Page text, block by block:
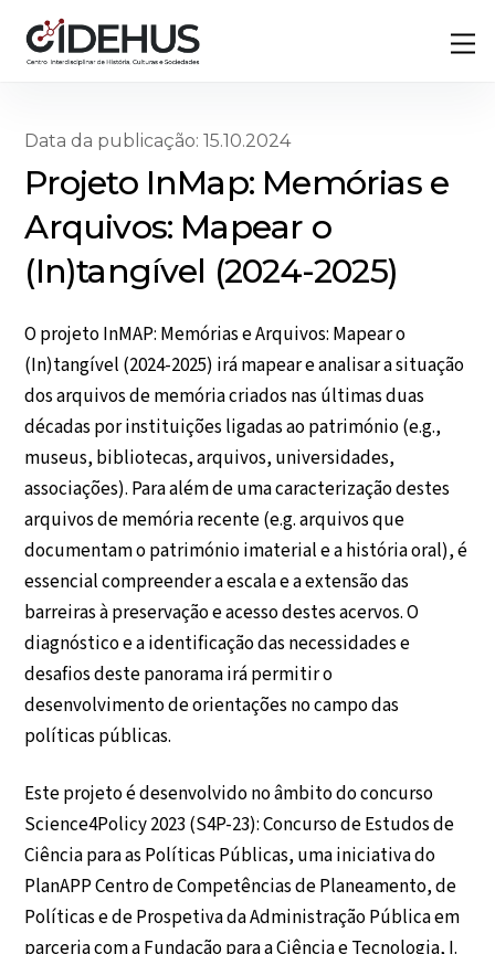
content
Data da publicação: 15.10.2024
Projeto InMap: Memórias e
Arquivos: Mapear o
(In)tangível (2024-2025)
O projeto InMAP: Memórias e Arquivos: Mapear o
(In)tangível (2024-2025) irá mapear e analisar a situação
dos arquivos de memória criados nas últimas duas
décadas por instituições ligadas ao património (e.g.,
museus, bibliotecas, arquivos, universidades,
associações). Para além de uma caracterização destes
arquivos de memória recente (e.g. arquivos que
documentam o património imaterial e a história oral), é
essencial compreender a escala e a extensão das
barreiras à preservação e acesso destes acervos. O
diagnóstico e a identificação das necessidades e
desafios deste panorama irá permitir o
desenvolvimento de orientações no campo das
políticas públicas.
Este projeto é desenvolvido no âmbito do concurso
Science4Policy 2023 (S4P-23): Concurso de Estudos de
Ciência para as Políticas Públicas, uma iniciativa do
PlanAPP Centro de Competências de Planeamento, de
Políticas e de Prospetiva da Administração Pública em
parceria com a Fundação para a Ciência e Tecnologia, I.